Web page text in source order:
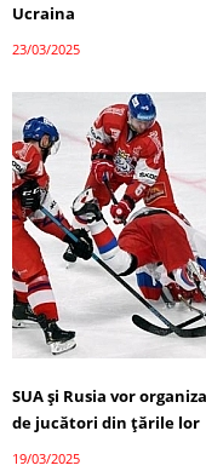
Ucraina
23/03/2025
SUA și Rusia vor
de jucători din țările lor
19/03/2025